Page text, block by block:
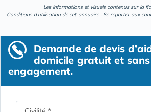
Les informations et visuels contenus sur la
Conditions d'utilisation de cet annuaire : Se reporter aux
Demande de devis
domicile gratuit et sans
engagement.